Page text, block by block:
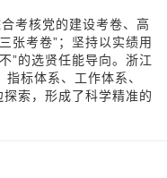
考核党的建设考卷、高
张考卷”；坚持以实绩用
”的选贤任能导向。浙江
标体系、工作体系、
索，形成了科学精准的